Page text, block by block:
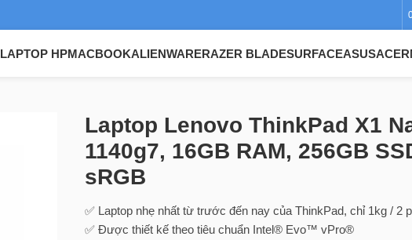
LAPTOP HPMACBOOKALIENWARERAZER BLADESURFACEASUSACER
Laptop Lenovo ThinkPad X1
1140g7, 16GB RAM, 256GB
sRGB
✅ Laptop nhẹ nhất từ trước đến nay của ThinkPad, chỉ 1kg / 2
✅ Được thiết kế theo tiêu chuẩn Intel® Evo™ vPro®